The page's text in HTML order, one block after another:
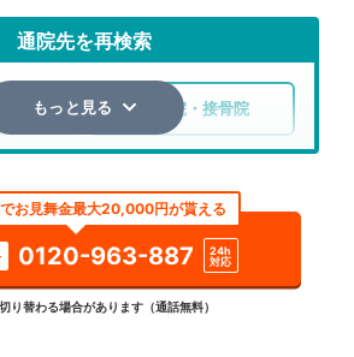
通院先を再検索
整骨院・接骨院
検索する
詳細条件で絞り込む
もっと見る
お見舞金最大20,000円が貰える
0120-963-887
24h
対応
り替わる場合があります（通話無料）